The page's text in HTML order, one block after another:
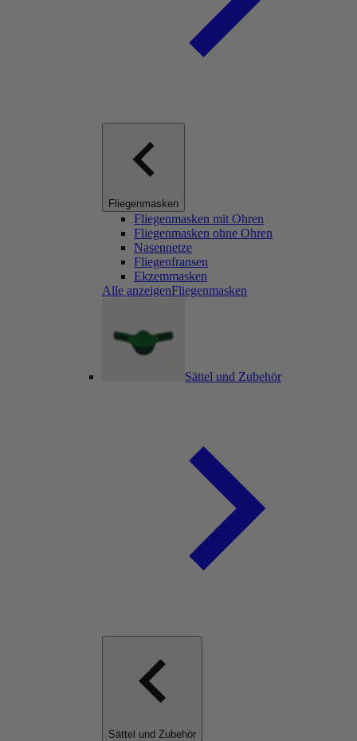
Fliegenmasken
Fliegenmasken mit Ohren
Fliegenmasken ohne Ohren
Nasennetze
Fliegenfransen
Ekzemmasken
Alle anzeigenFliegenmasken
Sättel und Zubehör
Sättel und Zubehör